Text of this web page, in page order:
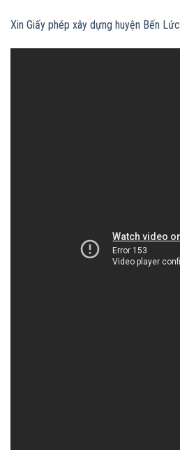
Xin Giấy phép xây dựng huyện Bến Lức